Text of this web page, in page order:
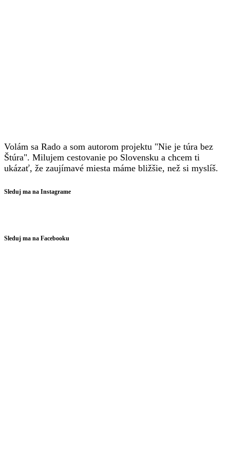
Volám sa Rado a som autorom projektu "Nie je túra bez
Štúra". Milujem cestovanie po Slovensku a chcem ti
ukázať, že zaujímavé miesta máme bližšie, než si myslíš.
Sleduj ma na Instagrame
Sleduj ma na Facebooku